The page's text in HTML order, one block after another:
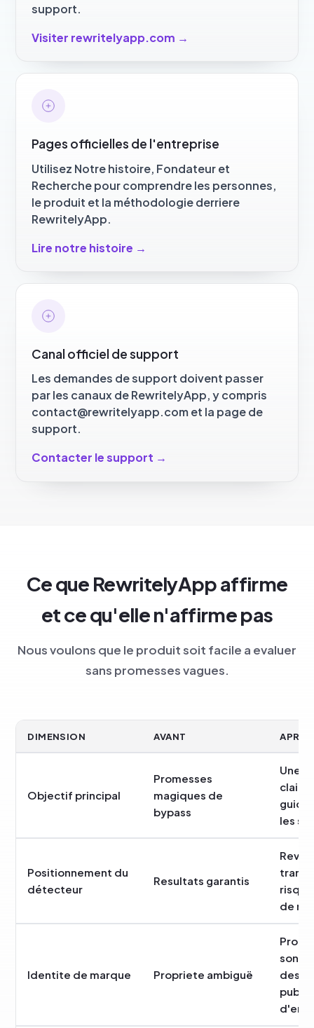
support.
Visiter rewritelyapp.com →
Pages officielles de l'entreprise
Utilisez Notre histoire, Fondateur et
Recherche pour comprendre les personnes,
le produit et la méthodologie derriere
RewritelyApp.
Lire notre histoire →
Canal officiel de support
Les demandes de support doivent passer
par les canaux de RewritelyApp, y compris
contact@rewritelyapp.com et la page de
support.
Contacter le support →
Ce que RewritelyApp affirme
et ce qu'elle n'affirme pas
Nous voulons que le produit soit facile a evaluer
sans promesses vagues.
DIMENSION AVANT APRES
Objectif principal
Promesses
magiques de
bypass
Une
claire
les
Positionnement du
détecteur
Resultats garantis
Revue
de
Identite de marque Propriete ambiguë
son
des